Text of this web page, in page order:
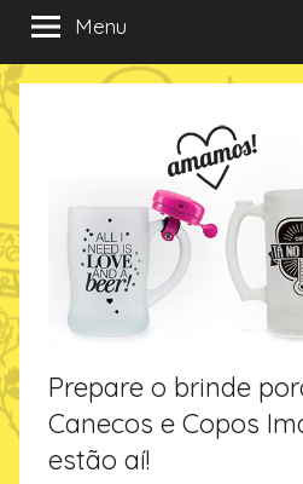
Imaginarium
de
presentes
Menu
Prepare o brinde
Canecos e Copos
estão aí!